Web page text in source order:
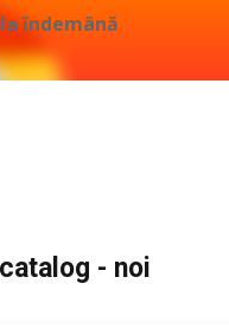
îndemână
- noi